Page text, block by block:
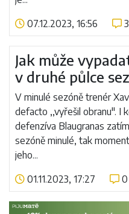
07.12.2023, 16:56
3
Číst více
Jak může
v druhé půlce
V minulé sezóně trenér
defacto ,,vyřešil obranu". I
defenzíva Blaugranas
sezóně minulé, tak
jeho...
01.11.2023, 17:27
0
Číst více